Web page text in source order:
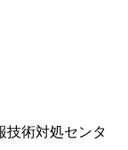
術対処センタ